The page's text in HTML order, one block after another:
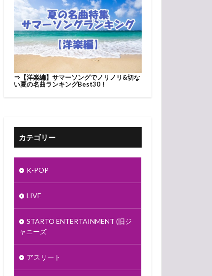
⇒ 【洋楽編】サマーソングでノリノリ&切な
い夏の名曲ランキングBest30！
カテゴリー
K-POP
LIVE
STARTO ENTERTAINMENT (旧ジ
ャニーズ
アスリート